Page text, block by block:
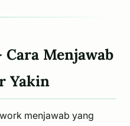
Menjawab
Yakin
menjawab yang